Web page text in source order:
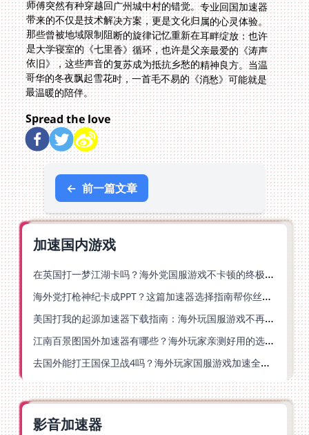
最温暖的陪伴。
Spread the love
← 前一篇文章
加速国内游戏
在英国打一梦江湖卡吗？海外党国服游戏不卡顿的终极解法
海外党打枪神纪卡成PPT？这篇加速器选择指南帮你丝滑上分
美国打我的起源加速器下载指南：海外玩国服游戏不再卡的终极方案
江南百景图国外加速器有哪些？海外玩家亲测好用的选择与避坑指南
去国外能打王国保卫战4吗？海外玩家国服游戏加速全攻略（附公主连结幻想江湖实测）
影音加速器